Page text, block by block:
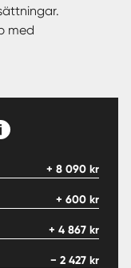
med
+ 8 090 kr
+ 600 kr
+ 4 867 kr
− 2 427 kr